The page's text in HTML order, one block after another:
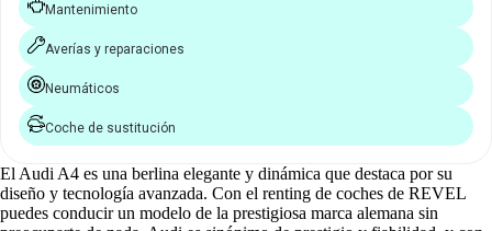
Mantenimiento
Averías y reparaciones
Neumáticos
Coche de sustitución
El Audi A4 es una berlina elegante y dinámica que destaca por su
diseño y tecnología avanzada. Con el renting de coches de REVEL
puedes conducir un modelo de la prestigiosa marca alemana sin